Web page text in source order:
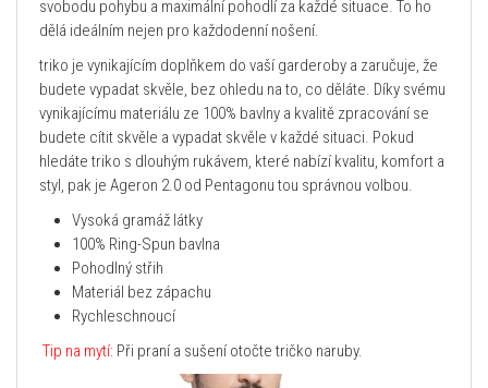
svobodu pohybu a maximální pohodlí za každé situace. To ho
dělá ideálním nejen pro každodenní nošení.
triko je vynikajícím doplňkem do vaší garderoby a zaručuje, že
budete vypadat skvěle, bez ohledu na to, co děláte. Díky svému
vynikajícímu materiálu ze 100% bavlny a kvalitě zpracování se
budete cítit skvěle a vypadat skvěle v každé situaci. Pokud
hledáte triko s dlouhým rukávem, které nabízí kvalitu, komfort a
styl, pak je Ageron 2.0 od Pentagonu tou správnou volbou.
Vysoká gramáž látky
100% Ring-Spun bavlna
Pohodlný střih
Materiál bez zápachu
Rychleschnoucí
Tip na mytí: Při praní a sušení otočte tričko naruby.